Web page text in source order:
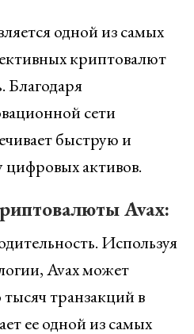
одной из самых
криптовалют
Благодаря
сети
быструю и
цифровых активов.
Avax:
Используя
Avax может
транзакций в
ее одной из самых